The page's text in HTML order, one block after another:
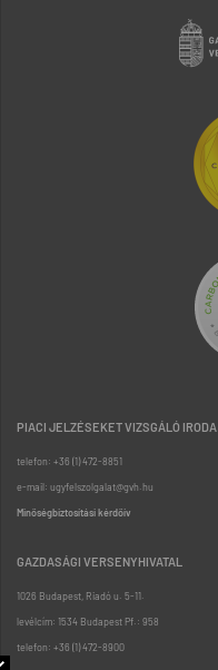
PIACI JELZÉSEKET VIZSGÁLÓ IRODA
telefon: +36 (1) 472-8851
e-mail: ugyfelszolgalat@gvh.hu
Minőségbiztosítási kérdőív
GAZDASÁGI VERSENYHIVATAL
1026 Budapest, Riadó u. 5-11.
levélcím: 1534 Budapest Pf.: 958
telefon: +36 (1) 472-8900